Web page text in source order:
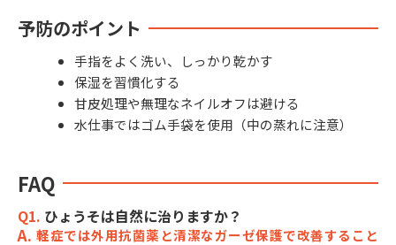
予防のポイント
手指をよく洗い、しっかり乾かす
保湿を習慣化する
甘皮処理や無理なネイルオフは避ける
水仕事ではゴム手袋を使用（中の蒸れに注意）
FAQ
Q1. ひょうそは自然に治りますか？
軽症では外用抗菌薬と清潔なガーゼ保護で改善すること